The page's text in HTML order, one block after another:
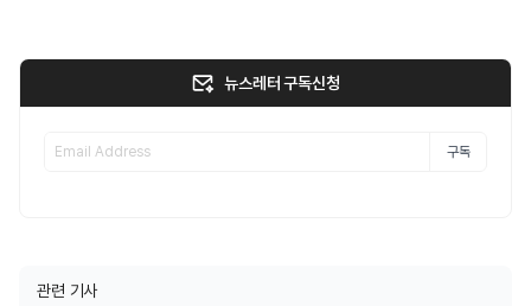
뉴스레터 구독신청
구독
관련 기사